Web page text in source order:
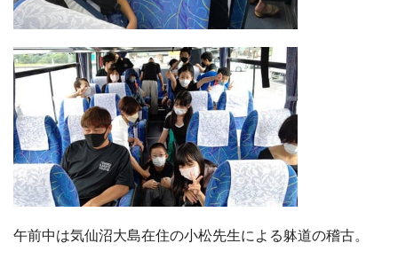
午前中は気仙沼大島在住の小松先生による躰道の稽古。